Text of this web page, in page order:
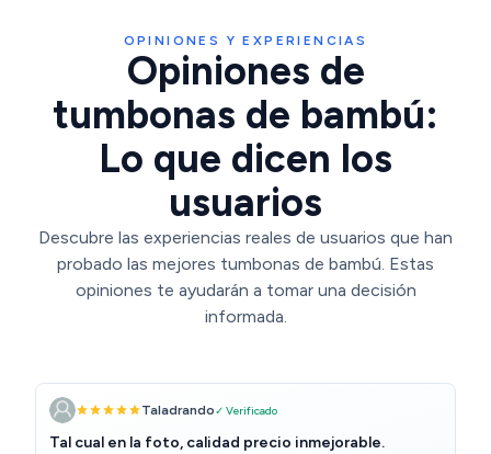
OPINIONES Y EXPERIENCIAS
Opiniones de
tumbonas de bambú:
Lo que dicen los
usuarios
Descubre las experiencias reales de usuarios que han
probado las mejores tumbonas de bambú. Estas
opiniones te ayudarán a tomar una decisión
informada.
Taladrando✓ Verificado
Tal cual en la foto, calidad precio inmejorable.